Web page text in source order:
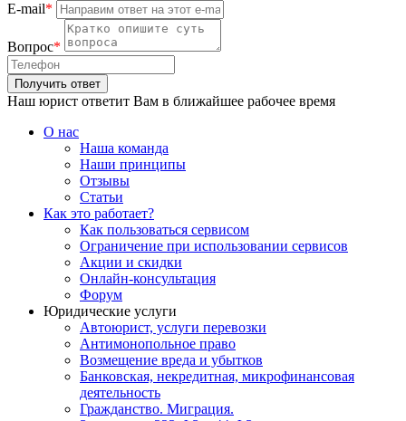
E-mail*
Вопрос*
Наш юрист ответит Вам в ближайшее рабочее время
О нас
Наша команда
Наши принципы
Отзывы
Статьи
Как это работает?
Как пользоваться сервисом
Ограничение при использовании сервисов
Акции и скидки
Онлайн-консультация
Форум
Юридические услуги
Автоюрист, услуги перевозки
Антимонопольное право
Возмещение вреда и убытков
Банковская, некредитная, микрофинансовая
деятельность
Гражданство. Миграция.